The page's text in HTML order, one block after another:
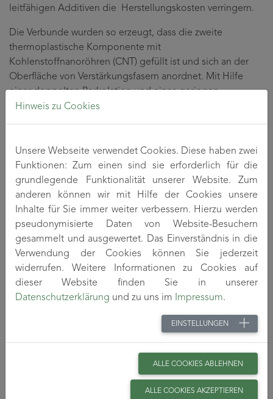
leitfähigen Additiven die Herstellungskosten verringern.
Die Verbunde wurden so erzeugt, dass die zweite
thermoplastische Komponente mit
Kohlenstoffnanoröhren (CNT) gefüllt ist und sich an der
Oberfläche von Verstärkungsfasern anordnet. Mit Hilfe
einer doppelten Perkolation und eines geringen
Volumenanteils der leitfähigen Phase wird ein deutlich
Ergebnisse
Mit Hilfe der entwickelten Technologie gelingt es, die
gewünschte elektrische Leitfähigkeit für elektrostatisch
dissipatives Verhalten (DIN EN 61340-5-1) bei PP-
Spritzgussartikeln bereits mit CNT-Gehalten unter 2 % zu
erzielen. Für die Reduzierung des spezifischen
Oberflächenwiderstandes von 1014Ω auf 10
Ω kann der
Einsatz von CNT gegenüber herkömmlichen leitfähigen
Compounds um ca. 60 % reduziert werden. Die erreichten
Leitfähigkeiten gewährleisten den Einsatz im
Schutzbereich elektrostatischer Entladung (ESD). Als
weiterer Vorteil ist zu nennen, dass die neuen leitfähigen
Compounds eine höhere Kerbschlagzähigkeit gegenüber
ungefüllten und auch gegenüber herkömmlich leitfähig
Hinweis zu Cookies
Unsere Webseite verwendet Cookies. Diese haben zwei
Funktionen: Zum einen sind sie erforderlich für die
grundlegende Funktionalität unserer Website. Zum
anderen können wir mit Hilfe der Cookies unsere
Inhalte für Sie immer weiter verbessern. Hierzu werden
pseudonymisierte Daten von Website-Besuchern
gesammelt und ausgewertet. Das Einverständnis in die
Verwendung der Cookies können Sie jederzeit
widerrufen. Weitere Informationen zu Cookies auf
dieser Website finden Sie in unserer
Datenschutzerklärung und zu uns im Impressum.
EINSTELLUNGEN
ALLE COOKIES ABLEHNEN
ALLE COOKIES AKZEPTIEREN